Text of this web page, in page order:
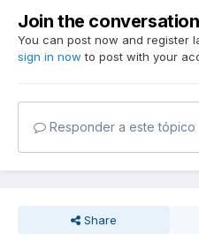
Join the conversation
You can post now and register
sign in now to post with your
Responder a este tópico
Share